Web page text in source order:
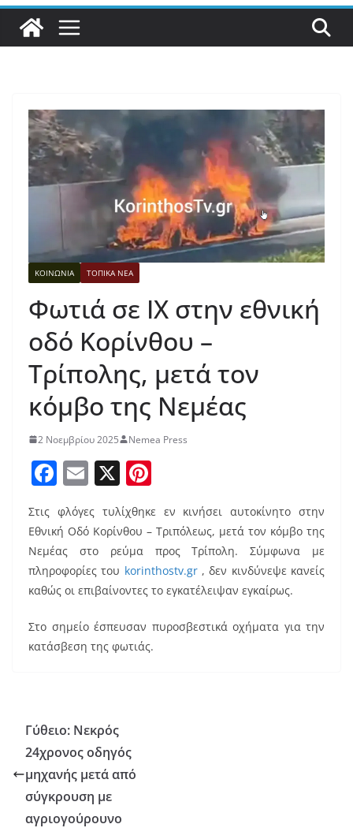
ΚΟΙΝΩΝΙΑ ΤΟΠΙΚΑ ΝΕΑ
Φωτιά σε ΙΧ στην εθνική
οδό Κορίνθου –
Τρίπολης, μετά τον
κόμβο της Νεμέας
2 Νοεμβρίου 2025 Nemea Press
F
a
c
e
b
o
o
k
E
ai
l
X
er
e
st
Στις φλόγες τυλίχθηκε εν κινήσει αυτοκίνητο στην
Εθνική Οδό Κορίνθου – Τριπόλεως, μετά τον κόμβο της
Νεμέας στο ρεύμα προς Τρίπολη. Σύμφωνα με
πληροφορίες του korinthostv.gr, δεν κινδύνεψε κανείς
καθώς οι επιβαίνοντες το εγκατέλειψαν εγκαίρως.
Στο σημείο έσπευσαν πυροσβεστικά οχήματα για την
κατάσβεση της φωτιάς.
Γύθειο: Νεκρός
24χρονος οδηγός
μηχανής μετά από
σύγκρουση με
αγριογούρουνο